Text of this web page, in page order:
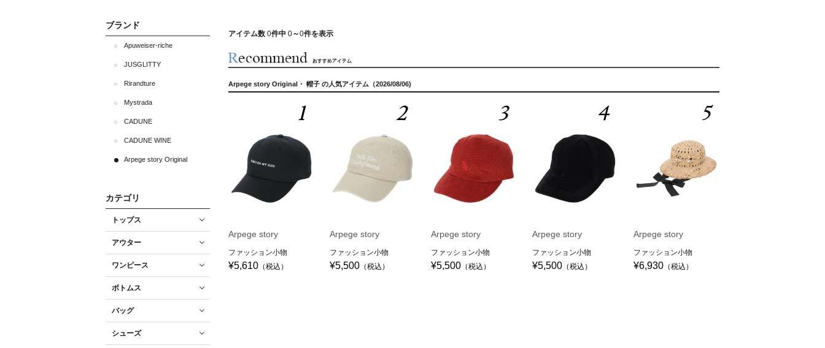
ブランド
Apuweiser-riche
JUSGLITTY
Rirandture
Mystrada
CADUNE
CADUNE WINE
Arpege story Original
カテゴリ
トップス
アウター
ワンピース
ボトムス
バッグ
シューズ
アイテム数 0件中 0～0件を表示
Arpege story Original・ 帽子 の人気アイテム（2026/08/06)
1
Arpege story
ファッション小物
¥5,610 （税込）
2
Arpege story
ファッション小物
¥5,500 （税込）
3
Arpege story
ファッション小物
¥5,500 （税込）
4
Arpege story
ファッション小物
¥5,500 （税込）
5
Arpege story
ファッション小物
¥6,930 （税込）